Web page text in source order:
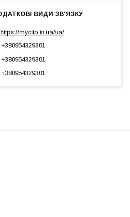
https://myclip.in.ua/ua/
+380954329301
+380954329301
+380954329301